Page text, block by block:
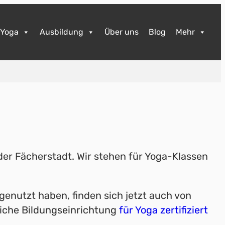
Yoga Ausbildung Über uns Blog Mehr
Fächerstadt. Wir stehen für Yoga-Klassen
haben, finden sich jetzt auch von
Bildungseinrichtung für Yoga zertifiziert